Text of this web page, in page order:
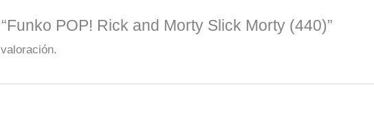
POP! Rick and Morty Slick Morty (440)”